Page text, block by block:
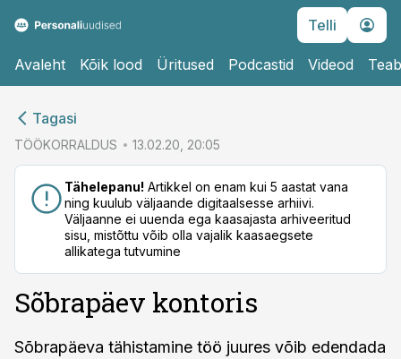
Telli
Avaleht Kõik lood Üritused Podcastid Videod
Tagasi
TÖÖKORRALDUS 13.02.20, 20:05
Tähelepanu! Artikkel on enam kui 5 aastat vana
ning kuulub väljaande digitaalsesse arhiivi.
Väljaanne ei uuenda ega kaasajasta arhiveeritud
sisu, mistõttu võib olla vajalik kaasaegsete
allikatega tutvumine
Sõbrapäev kontoris
Sõbrapäeva tähistamine töö juures võib edendada